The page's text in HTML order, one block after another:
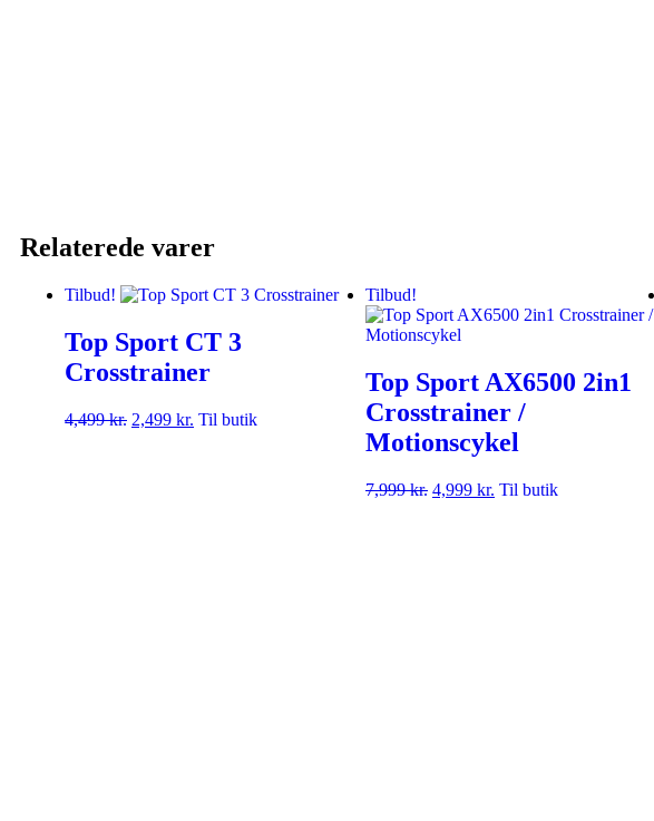
Relaterede varer
Tilbud!
Top Sport CT 3
Crosstrainer
4,499kr. 2,499 kr. Til butik
Tilbud!
Top Sport AX6500 2in1
Crosstrainer /
Motionscykel
7,999kr. 4,999 kr. Til butik